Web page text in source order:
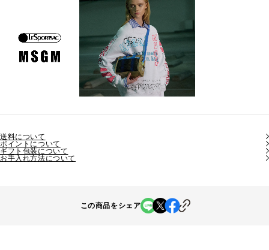
送料について
ポイントについて
ギフト包装について
お手入れ方法について
この商品をシェア